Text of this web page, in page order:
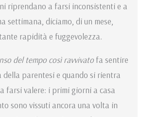
riprendano a farsi inconsistenti e a
settimana, diciamo, di un mese,
rapidità e fuggevolezza.
del tempo così ravvivato fa sentire
paren­tesi e quando si rientra
farsi valere: i primi giorni a casa
sono vissuti an­cora una volta in